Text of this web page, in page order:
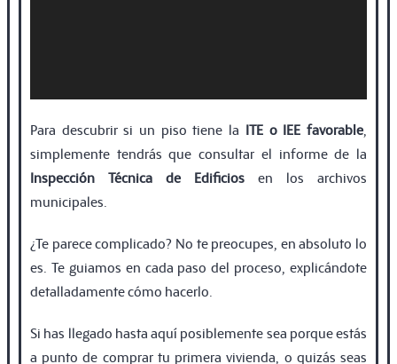
Para descubrir si un piso tiene la ITE o IEE favorable
simplemente tendrás que consultar el informe de la
Inspección Técnica de Ediﬁcios en los archivos
municipales.
¿Te parece complicado? No te preocupes, en absoluto lo
es. Te guiamos en cada paso del proceso, explicándote
detalladamente cómo hacerlo.
Si has llegado hasta aquí posiblemente sea porque estás
a punto de comprar tu primera vivienda, o quizás seas